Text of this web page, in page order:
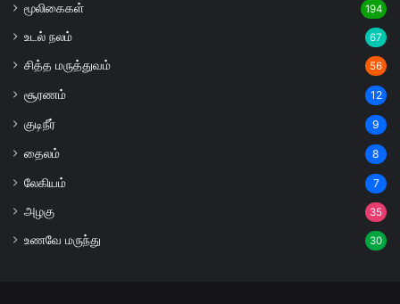
மூலிகைகள் 194
உடல் நலம் 67
சித்த மருத்துவம் 56
சூரணம் 12
குடிநீர் 9
தைலம் 8
லேகியம் 7
அழகு 35
உணவே மருந்து 30